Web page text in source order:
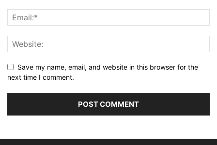
Save my name, email, and website in this browser for the
next time I comment.